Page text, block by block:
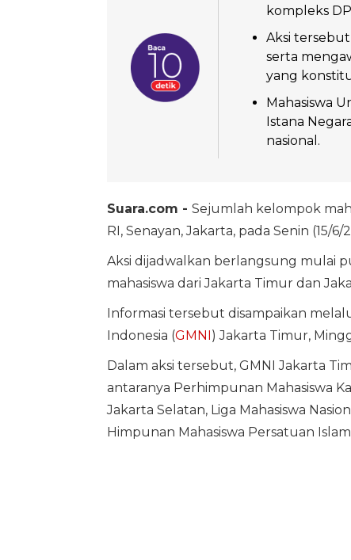
kompleks
Aksi
serta
yang
Mahasiswa
Istana
nasional.
Suara.com - Sejumlah kelompok
RI, Senayan, Jakarta, pada Senin (15/6/
Aksi dijadwalkan berlangsung mulai
mahasiswa dari Jakarta Timur dan
Informasi tersebut disampaikan
Indonesia (GMNI) Jakarta Timur,
Dalam aksi tersebut, GMNI Jakarta
antaranya Perhimpunan Mahasiswa
Jakarta Selatan, Liga Mahasiswa
Himpunan Mahasiswa Persatuan